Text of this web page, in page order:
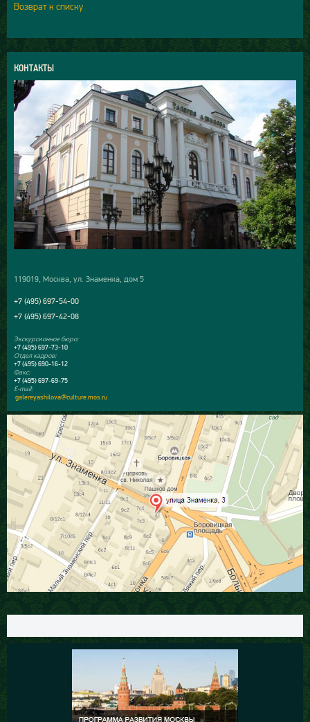
Возврат к списку
КОНТАКТЫ
119019, Москва, ул. Знаменка, дом 5
+7 (495) 697-54-00
+7 (495) 697-42-08
Экскурсионное бюро:
+7 (495) 697-73-10
Отдел кадров:
+7 (495) 690-16-12
Факс:
+7 (495) 697-69-75
E-mail:
galereyashilova@culture.mos.ru